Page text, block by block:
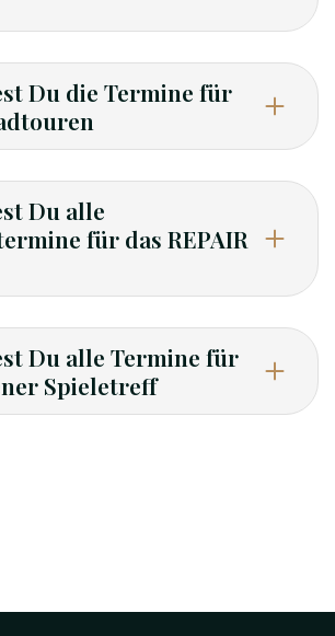
Du die Termine für
Du alle
für das REPAIR
Du alle Termine für
Spieletreff